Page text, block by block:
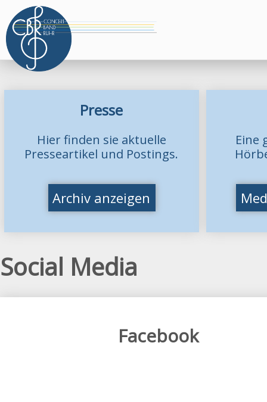
Presse
Hier finden sie aktuelle
Presseartikel und Postings.
Archiv anzeigen
Eine
Social Media
Facebook